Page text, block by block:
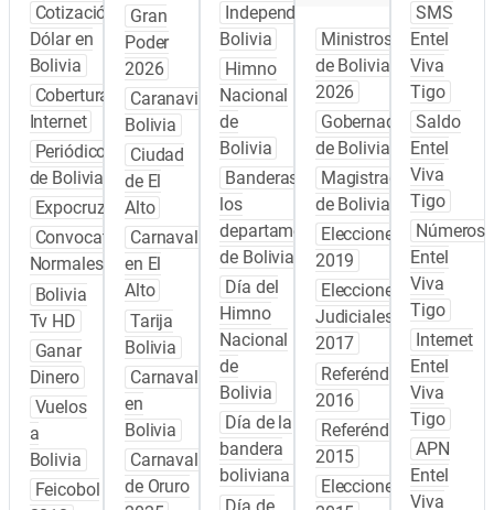
Cotización
Dólar en
Bolivia
Cobertura
Internet
Periódicos
de Bolivia
Expocruz
Convocatoria
Normales
Bolivia
Tv HD
Ganar
Dinero
Vuelos
a
Bolivia
Feicobol
Gran
Poder
2026
Caranavi
Bolivia
Ciudad
de El
Alto
Carnaval
en El
Alto
Tarija
Bolivia
Carnaval
en
Bolivia
Carnaval
de Oruro
Independencia
Bolivia
Himno
Nacional
de
Bolivia
Banderas de
los
departamentos
de Bolivia
Día del
Himno
Nacional
de
Bolivia
Día de la
bandera
boliviana
Día de
Ministros
de Bolivia
2026
Gobernadores
de Bolivia
Magistrados
de Bolivia
Elecciones
2019
Elecciones
Judiciales
2017
Referéndum
2016
Referéndum
2015
Elecciones
SMS
Entel
Viva
Tigo
Saldo
Entel
Viva
Tigo
Números
Entel
Viva
Tigo
Internet
Entel
Viva
Tigo
APN
Entel
Viva